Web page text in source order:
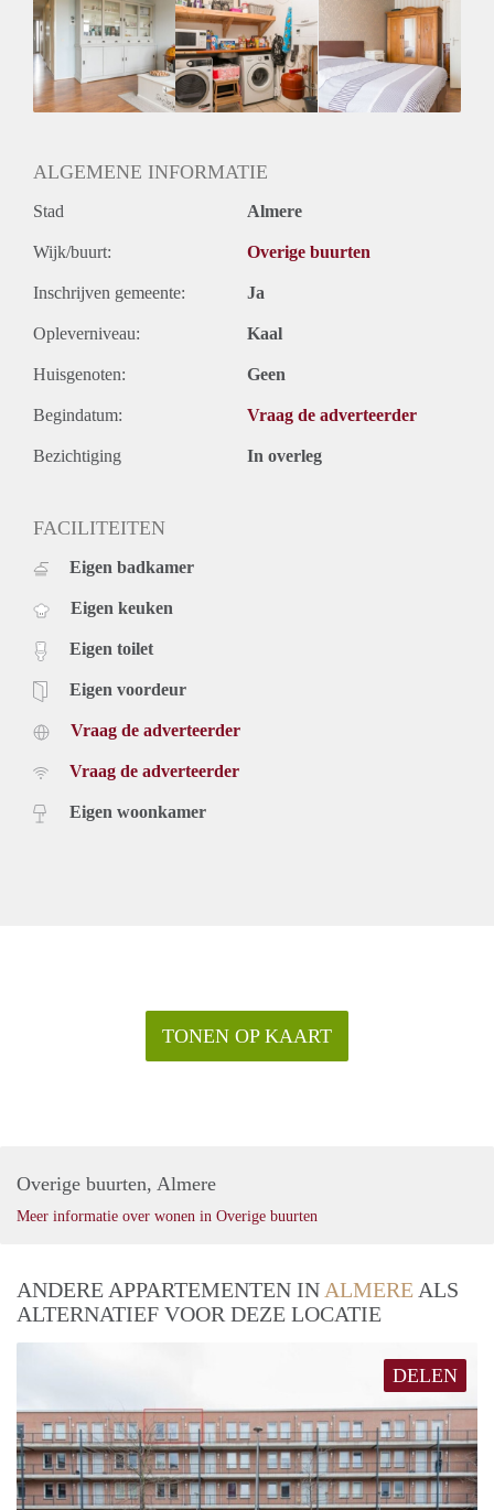
Huurtoeslag grens: Nee
Geschikt voor studenten: Afhankelijk van de Eigenaar
ALGEMENE INFORMATIE
Stad Almere
Wijk/buurt: Overige buurten
Inschrijven gemeente: Ja
Opleverniveau: Kaal
Huisgenoten: Geen
Begindatum: Vraag de adverteerder
Bezichtiging In overleg
FACILITEITEN
Eigen badkamer
Eigen keuken
Eigen toilet
Eigen voordeur
Vraag de adverteerder
Vraag de adverteerder
Eigen woonkamer
TONEN OP KAART
Overige buurten, Almere
Meer informatie over wonen in Overige buurten
ANDERE APPARTEMENTEN IN ALMERE ALS
ALTERNATIEF VOOR DEZE LOCATIE
DELEN